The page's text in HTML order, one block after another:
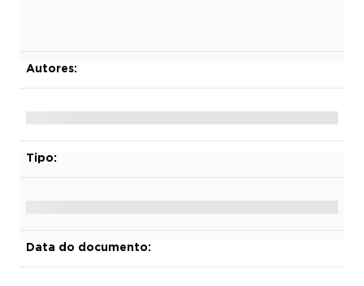
Autores:
Tipo:
Data do documento: